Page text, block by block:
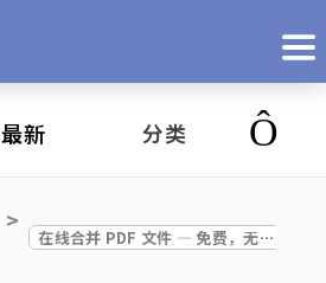
立即试用
最新 分类
在线合并 PDF 文件 — 免费，无需软件